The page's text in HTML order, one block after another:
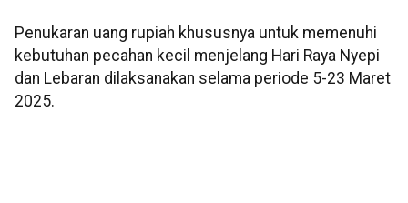
Penukaran uang rupiah khususnya untuk memenuhi
kebutuhan pecahan kecil menjelang Hari Raya Nyepi
dan Lebaran dilaksanakan selama periode 5-23 Maret
2025.